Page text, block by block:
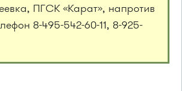
ПГСК «Карат», напротив
8-495-542-60-11, 8-925-